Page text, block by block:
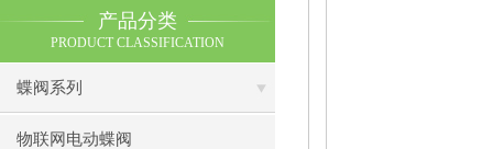
产品分类
PRODUCT CLASSIFICATION
蝶阀系列
物联网电动蝶阀